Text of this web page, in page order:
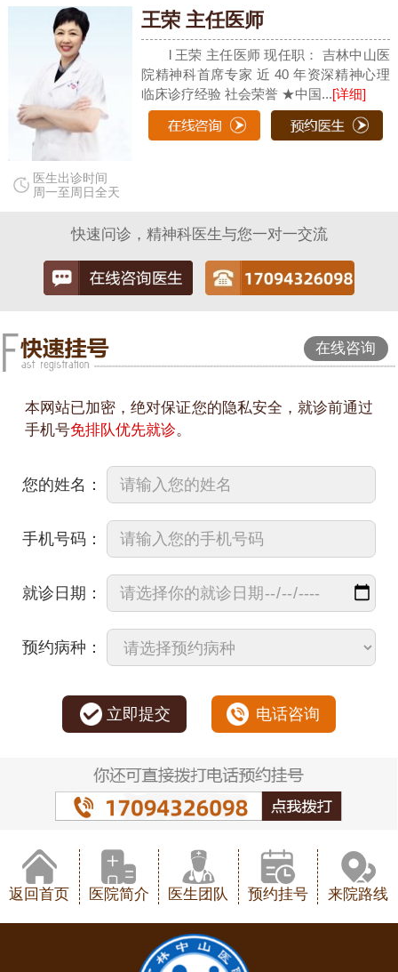
医生出诊时间
周一至周日全天
王荣 主任医师
l 王荣 主任医师 现任职： 吉林中山医
院精神科首席专家 近 40 年资深精神心理
临床诊疗经验 社会荣誉 ★中国...[详细]
快速问诊，精神科医生与您一对一交流
在线咨询
本网站已加密，绝对保证您的隐私安全，就诊前通过
手机号免排队优先就诊。
您的姓名：
手机号码：
就诊日期：
预约病种：
立即提交 电话咨询
返回首页 医院简介 医生团队 预约挂号 来院路线